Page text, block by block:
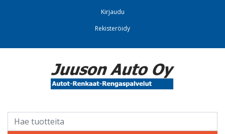
Kirjaudu
Rekisteröidy